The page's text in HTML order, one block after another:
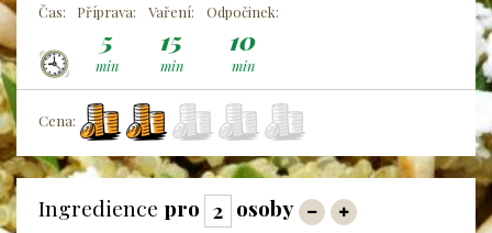
Čas: Příprava: Vaření: Odpočinek:
5
min
15
min
10
min
Cena:
Ingredience pro osoby